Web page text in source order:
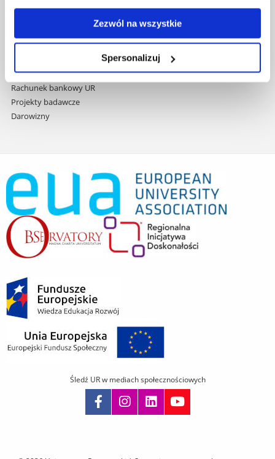
Zezwól na wszystkie
Spersonalizuj
Projekty realizowane z KPO
Domy studenta
Deklaracja dostępności cyfrowej
Rachunek bankowy UR
Projekty badawcze
Darowizny
Śledź UR w mediach społecznościowych
i